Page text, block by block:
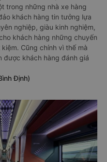
trong những nhà xe hàng
khách hàng tin tưởng lựa
nghiệp, giàu kinh nghiệm,
khách hàng những chuyến
Cũng chính vì thế mà
được khách hàng đánh giá
Định)